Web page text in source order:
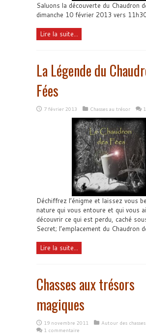
Saluons la découverte du Chaudron
dimanche 10 février 2013 vers
Lire la suite...
La Légende du
Fées
7 février 2013 Chasses au trésor
Déchiffrez l’énigme et laissez vous
nature qui vous entoure et qui vous
découvrir ce qui est perdu, caché
Secret; l’emplacement du Chaudron
Lire la suite...
Chasses aux trésors
magiques
19 novembre 2011
Autour des
1 commentaire